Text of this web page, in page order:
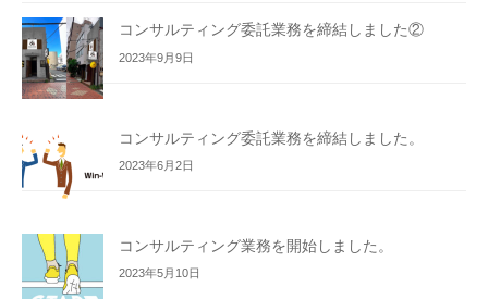
コンサルティング委託業務を締結しました②
2023年9月9日
コンサルティング委託業務を締結しました。
2023年6月2日
コンサルティング業務を開始しました。
2023年5月10日